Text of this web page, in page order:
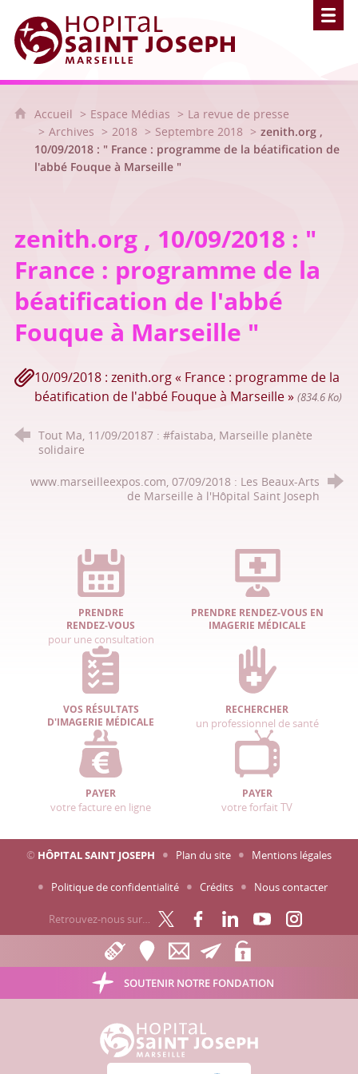
Hôpital Saint Joseph - Marseille
Accueil Espace Médias
La revue de presse
Archives
2018 Septembre 2018
zenith.org ,
10/09/2018 : " France : programme de la béatification de
l'abbé Fouque à Marseille "
zenith.org , 10/09/2018 : "
France : programme de la
béatification de l'abbé
Fouque à Marseille "
10/09/2018 : zenith.org « France : programme de la
béatification de l'abbé Fouque à Marseille » (834.6 Ko)
Tout Ma, 11/09/20187 : #faistaba, Marseille planète
solidaire
www.marseilleexpos.com, 07/09/2018 : Les Beaux-Arts
de Marseille à l'Hôpital Saint Joseph
PRENDRE
RENDEZ-VOUS
pour une consultation
PRENDRE RENDEZ-VOUS EN
IMAGERIE MÉDICALE
VOS RÉSULTATS
D'IMAGERIE MÉDICALE
RECHERCHER
un professionnel de santé
PAYER
votre facture en ligne
PAYER
votre forfait TV
© HÔPITAL SAINT JOSEPH Plan du site Mentions légales
Politique de confidentialité Crédits Nous contacter
Retrouvez-nous sur…
SOUTENIR NOTRE FONDATION
Hôpital Saint Joseph - Marseille